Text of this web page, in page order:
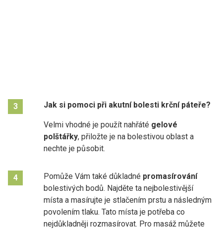
3 Jak si pomoci při akutní bolesti krční páteře?
Velmi vhodné je použít nahřáté gelové
polštářky, přiložte je na bolestivou oblast a
nechte je působit.
4 Pomůže Vám také důkladné promasírování
bolestivých bodů. Najděte ta nejbolestivější
místa a masírujte je stlačením prstu a následným
povolením tlaku. Tato místa je potřeba co
nejdůkladněji rozmasírovat. Pro masáž můžete